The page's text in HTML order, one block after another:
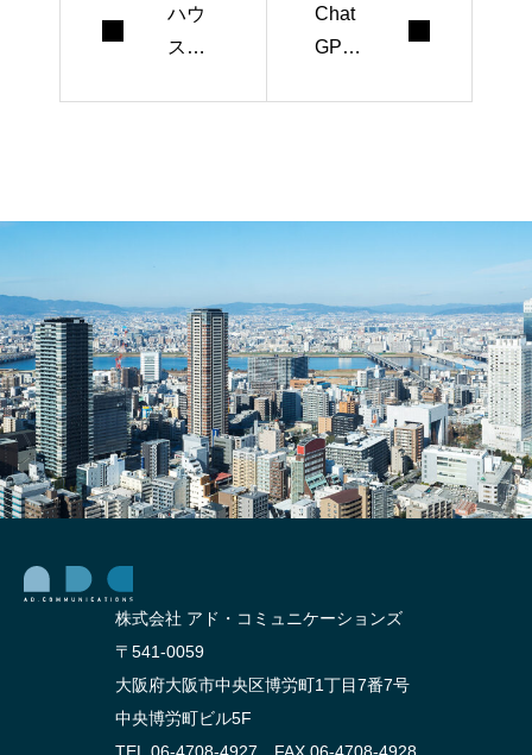
ハウ
スメ
社・
工務
店が
反響
を増
やす
実践
Chat
GPT
動産
チラ
シ・L
Pに
活か
す実
践ガ
株式会社 アド・コミュニケーションズ
〒541-0059
大阪府大阪市中央区博労町1丁目7番7号
中央博労町ビル5F
TEL.06-4708-4927 FAX.06-4708-4928